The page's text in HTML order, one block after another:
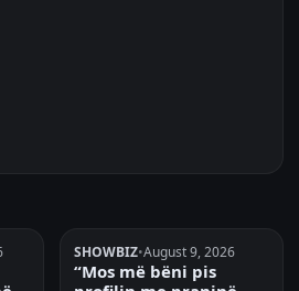
SHOWBIZ•August 9, 2026
“Mos më bëni pis